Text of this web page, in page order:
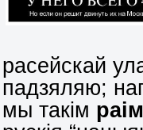
расейскай
падзяляю;
мы такім